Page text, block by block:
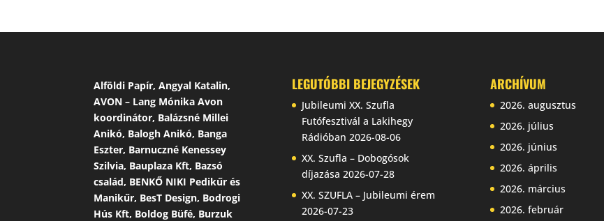
Alföldi Papír, Angyal Katalin,
AVON – Lang Mónika Avon
koordinátor, Balázsné Millei
Anikó, Balogh Anikó, Banga
Eszter, Barnuczné Kenessey
Szilvia, Bauplaza Kft, Bazsó
család, BENKŐ NIKI Pedikűr és
Manikűr, BesT Design, Bodrogi
Hús Kft, Boldog Büfé, Burzuk
LEGUTÓBBI BEJEGYZÉSEK
Jubileumi XX. Szufla
Futófesztivál a Lakihegy
Rádióban 2026-08-06
XX. Szufla – Dobogósok
díjazása 2026-07-28
XX. SZUFLA – Jubileumi érem
2026-07-23
ARCHÍVUM
2026. augusztus
2026. július
2026. június
2026. április
2026. március
2026. február